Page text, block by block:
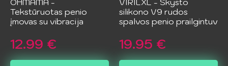
Tekstūruotas penio
įmovas su vibracija
12.99 €
silikono V9 rudos
spalvos penio prailgintuv
19.95 €